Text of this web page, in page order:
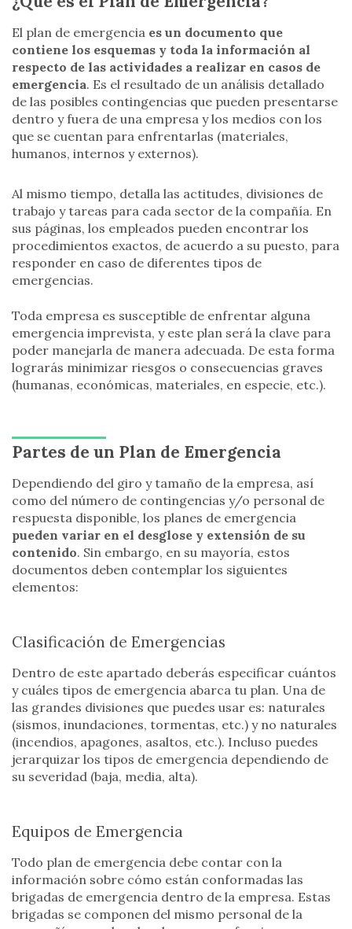
El plan de emergencia es un documento que
contiene los esquemas y toda la información al
respecto de las actividades a realizar en casos de
emergencia. Es el resultado de un análisis detallado
de las posibles contingencias que pueden presentarse
dentro y fuera de una empresa y los medios con los
que se cuentan para enfrentarlas (materiales,
humanos, internos y externos).
Al mismo tiempo, detalla las actitudes, divisiones de
trabajo y tareas para cada sector de la compañía. En
sus páginas, los empleados pueden encontrar los
procedimientos exactos, de acuerdo a su puesto, para
responder en caso de diferentes tipos de
emergencias.
Toda empresa es susceptible de enfrentar alguna
emergencia imprevista, y este plan será la clave para
poder manejarla de manera adecuada. De esta forma
lograrás minimizar riesgos o consecuencias graves
(humanas, económicas, materiales, en especie, etc.).
Partes de un Plan de Emergencia
Dependiendo del giro y tamaño de la empresa, así
como del número de contingencias y/o personal de
respuesta disponible, los planes de emergencia
pueden variar en el desglose y extensión de su
contenido. Sin embargo, en su mayoría, estos
documentos deben contemplar los siguientes
elementos:
Clasificación de Emergencias
Dentro de este apartado deberás especificar cuántos
y cuáles tipos de emergencia abarca tu plan. Una de
las grandes divisiones que puedes usar es: naturales
(sismos, inundaciones, tormentas, etc.) y no naturales
(incendios, apagones, asaltos, etc.). Incluso puedes
jerarquizar los tipos de emergencia dependiendo de
su severidad (baja, media, alta).
Equipos de Emergencia
Todo plan de emergencia debe contar con la
información sobre cómo están conformadas las
brigadas de emergencia dentro de la empresa. Estas
brigadas se componen del mismo personal de la